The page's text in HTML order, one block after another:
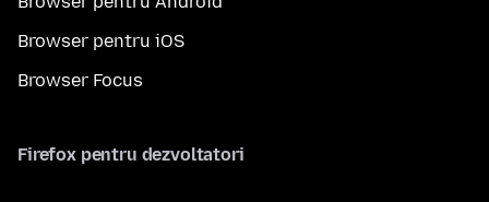
Browser pentru iOS
Browser Focus
Firefox pentru dezvoltatori